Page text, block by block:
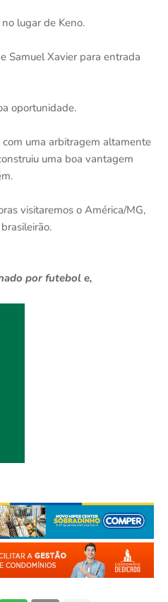
lugar de Keno.
Samuel Xavier para entrada
oportunidade.
uma arbitragem altamente
uma boa vantagem
visitaremos o América/MG,
por futebol e,